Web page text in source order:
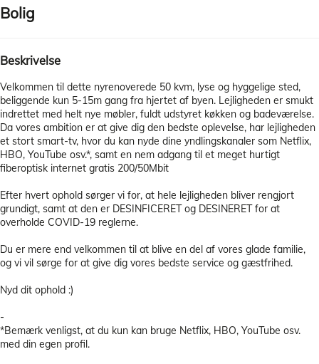
Bolig
Beskrivelse
Velkommen til dette nyrenoverede 50 kvm, lyse og hyggelige sted,
beliggende kun 5-15m gang fra hjertet af byen. Lejligheden er smukt
indrettet med helt nye møbler, fuldt udstyret køkken og badeværelse.
Da vores ambition er at give dig den bedste oplevelse, har lejligheden
et stort smart-tv, hvor du kan nyde dine yndlingskanaler som Netflix,
HBO, YouTube osv.*, samt en nem adgang til et meget hurtigt
fiberoptisk internet gratis 200/50Mbit
Efter hvert ophold sørger vi for, at hele lejligheden bliver rengjort
grundigt, samt at den er DESINFICERET og DESINERET for at
overholde COVID-19 reglerne.
Du er mere end velkommen til at blive en del af vores glade familie,
og vi vil sørge for at give dig vores bedste service og gæstfrihed.
Nyd dit ophold :)
-
*Bemærk venligst, at du kun kan bruge Netflix, HBO, YouTube osv.
med din egen profil.